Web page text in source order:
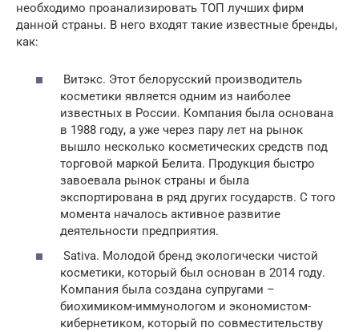
необходимо проанализировать ТОП лучших фирм
данной страны. В него входят такие известные бренды,
как:
Витэкс. Этот белорусский производитель
косметики является одним из наиболее
известных в России. Компания была основана
в 1988 году, а уже через пару лет на рынок
вышло несколько косметических средств под
торговой маркой Белита. Продукция быстро
завоевала рынок страны и была
экспортирована в ряд других государств. С того
момента началось активное развитие
деятельности предприятия.
Sativa. Молодой бренд экологически чистой
косметики, который был основан в 2014 году.
Компания была создана супругами –
биохимиком-иммунологом и экономистом-
кибернетиком, который по совместительству